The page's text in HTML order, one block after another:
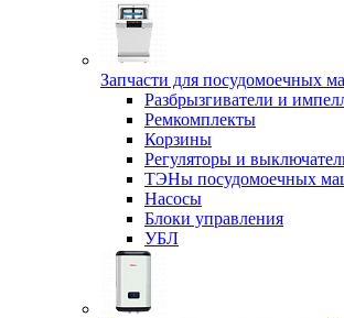
Запчасти для посудомоечных
Разбрызгиватели и
Ремкомплекты
Корзины
Регуляторы и
ТЭНы посудомоечных
Насосы
Блоки управления
УБЛ